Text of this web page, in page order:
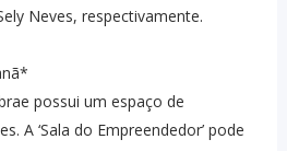
Neves, respectivamente.
possui um espaço de
A ‘Sala do Empreendedor’ pode